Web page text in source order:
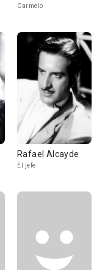
Carmelo
Rafael Alcayde
El jefe